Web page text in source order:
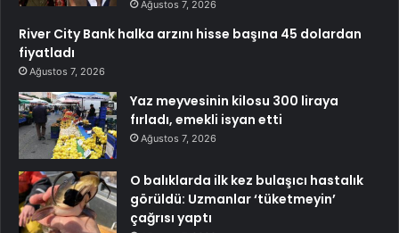
Ağustos 7, 2026
River City Bank halka arzını hisse başına 45 dolardan
fiyatladı
Ağustos 7, 2026
Yaz meyvesinin kilosu 300 liraya
fırladı, emekli isyan etti
Ağustos 7, 2026
O balıklarda ilk kez bulaşıcı hastalık
görüldü: Uzmanlar ‘tüketmeyin’
çağrısı yaptı